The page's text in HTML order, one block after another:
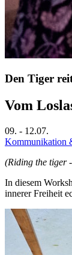
Den Tiger
Vom
09. - 12.07.
Kommunikation
(Riding the tiger
In diesem
innerer Freiheit